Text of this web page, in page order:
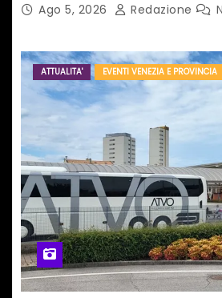
Ago 5, 2026 Redazione
ATTUALITA' EVENTI VENEZIA E PROVINCIA